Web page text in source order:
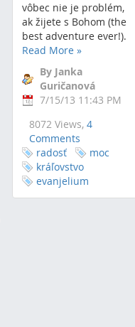
vôbec nie je problém,
ak žijete s Bohom (the
best adventure ever!).
Read More »
By Janka
Guričanová
7/15/13 11:43 PM
8072 Views, 4
Comments
radosť
moc
kráľovstvo
evanjelium